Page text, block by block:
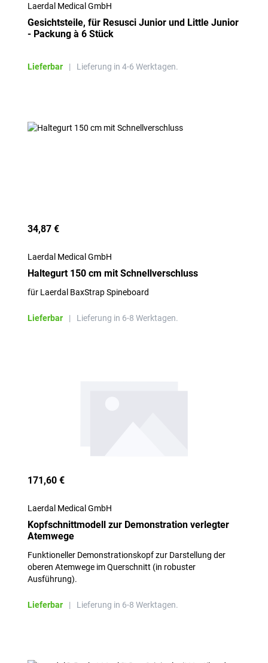
Laerdal Medical GmbH
Gesichtsteile, für Resusci Junior und Little Junior
- Packung à 6 Stück
Lieferbar | Lieferung in 4-6 Werktagen.
34,87 €
Laerdal Medical GmbH
Haltegurt 150 cm mit Schnellverschluss
für Laerdal BaxStrap Spineboard
Lieferbar | Lieferung in 6-8 Werktagen.
171,60 €
Laerdal Medical GmbH
Kopfschnittmodell zur Demonstration verlegter
Atemwege
Funktioneller Demonstrationskopf zur Darstellung der
oberen Atemwege im Querschnitt (in robuster
Ausführung).
Lieferbar | Lieferung in 6-8 Werktagen.